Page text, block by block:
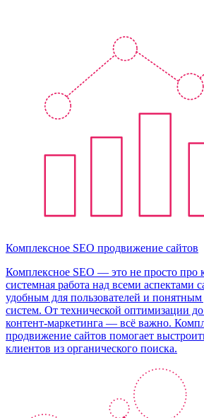
Комплексное SEO продвижение сайтов
Комплексное SEO — это не просто про
системная работа над всеми аспектами
удобным для пользователей и
систем. От технической оптимизации до
контент-маркетинга — всё важно.
продвижение сайтов помогает
клиентов из органического поиска.